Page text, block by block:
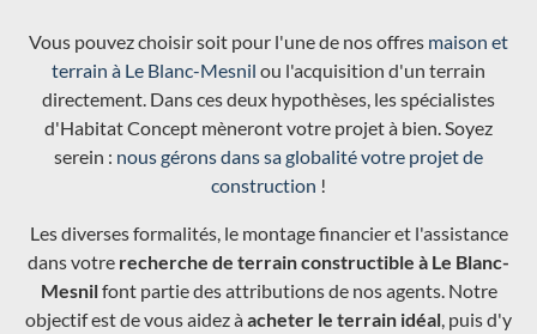
Vous pouvez choisir soit pour l'une de nos offres maison et
terrain à Le Blanc-Mesnil ou l'acquisition d'un terrain
directement. Dans ces deux hypothèses, les spécialistes
d'Habitat Concept mèneront votre projet à bien. Soyez
serein : nous gérons dans sa globalité votre projet de
construction !
Les diverses formalités, le montage financier et l'assistance
dans votre recherche de terrain constructible à Le Blanc-
Mesnilfont partie des attributions de nos agents. Notre
objectif est de vous aidez àacheter le terrain idéal, puis d'y